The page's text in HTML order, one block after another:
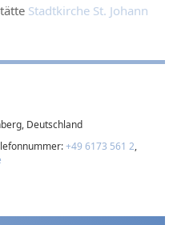
Stadtkirche St. Johann
Deutschland
+49 6173 561 2,